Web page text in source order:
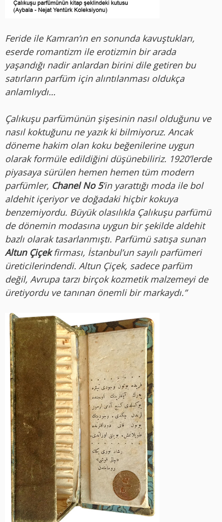
Feride ile Kamran’ın en sonunda kavuştukları,
eserde romantizm ile erotizmin bir arada
yaşandığı nadir anlardan birini dile getiren bu
satırların parfüm için alıntılanması oldukça
anlamlıydı…
Çalıkuşu parfümünün şişesinin nasıl olduğunu ve
nasıl koktuğunu ne yazık ki bilmiyoruz. Ancak
döneme hakim olan koku beğenilerine uygun
olarak formüle edildiğini düşünebiliriz. 1920’lerde
piyasaya sürülen hemen hemen tüm modern
parfümler, Chanel No 5’in yarattığı moda ile bol
aldehit içeriyor ve doğadaki hiçbir kokuya
benzemiyordu. Büyük olasılıkla Çalıkuşu parfümü
de dönemin modasına uygun bir şekilde aldehit
bazlı olarak tasarlanmıştı. Parfümü satışa sunan
Altun Çiçekfirması, İstanbul’un sayılı parfümeri
üreticilerindendi. Altun Çiçek, sadece parfüm
değil, Avrupa tarzı birçok kozmetik malzemeyi de
üretiyordu ve tanınan önemli bir markaydı.”